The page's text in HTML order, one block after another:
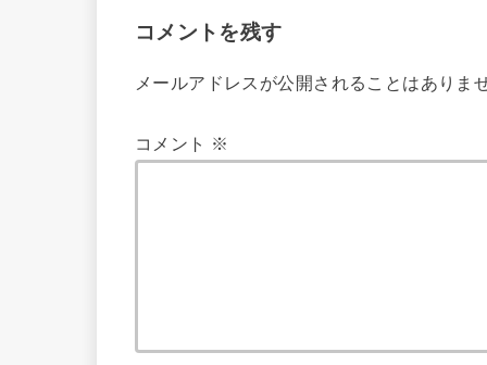
コメントを残す
メールアドレスが公開されることはありま
コメント ※